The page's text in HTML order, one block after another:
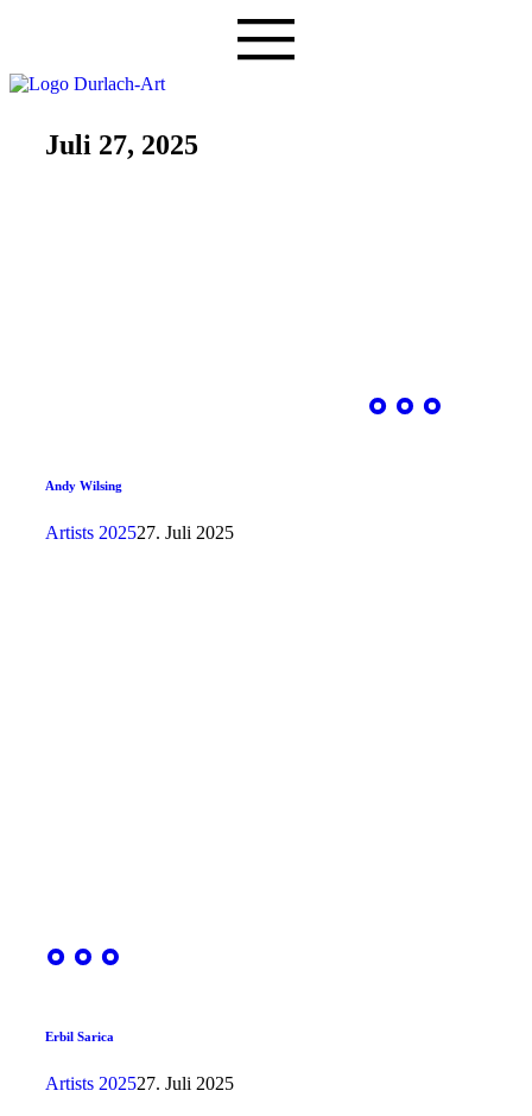
Juli 27, 2025
Andy Wilsing
Artists 202527. Juli 2025
Erbil Sarica
Artists 202527. Juli 2025